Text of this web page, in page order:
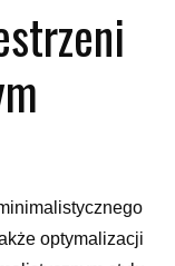
optymalizacji